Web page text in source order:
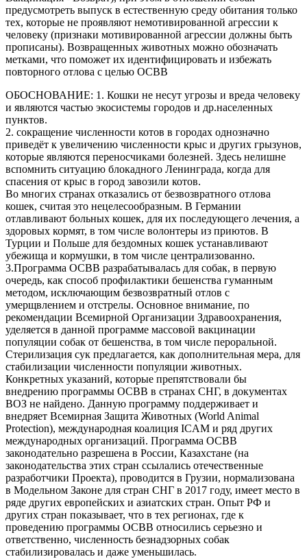
предусмотреть выпуск в естественную среду обитания только
тех, которые не проявляют немотивированной агрессии к
человеку (признаки мотивированной агрессии должны быть
прописаны). Возвращенных животных можно обозначать
метками, что поможет их идентифицировать и избежать
повторного отлова с целью ОСВВ
ОБОСНОВАНИЕ: 1. Кошки не несут угрозы и вреда человеку
и являются частью экосистемы городов и др.населенных
пунктов.
2. сокращение численности котов в городах однозначно
приведёт к увеличению численности крыс и других грызунов,
которые являются переносчиками болезней. Здесь нелишне
вспомнить ситуацию блокадного Ленинграда, когда для
спасения от крыс в город завозили котов.
Во многих странах отказались от безвозвратного отлова
кошек, считая это нецелесообразным. В Германии
отлавливают больных кошек, для их последующего лечения, а
здоровых кормят, в том числе волонтеры из приютов. В
Турции и Польше для бездомных кошек устанавливают
убежища и кормушки, в том числе централизованно.
3.Программа ОСВВ разрабатывалась для собак, в первую
очередь, как способ профилактики бешенства гуманным
методом, исключающим безвозвратный отлов с
умерщвлением и отстрелы. Основное внимание, по
рекомендации Всемирной Организации Здравоохранения,
уделяется в данной программе массовой вакцинации
популяции собак от бешенства, в том числе пероральной.
Стерилизация сук предлагается, как дополнительная мера, для
стабилизации численности популяции животных.
Конкретных указаний, которые препятствовали бы
внедрению программы ОСВВ в странах СНГ, в документах
ВОЗ не найдено. Данную программу поддерживает и
внедряет Всемирная Защита Животных (World Animal
Protection), международная коалиция ICAM и ряд других
международных организаций. Программа ОСВВ
законодательно разрешена в России, Казахстане (на
законодательства этих стран ссылались отечественные
разработчики Проекта), проводится в Грузии, нормализована
в Модельном Законе для стран СНГ в 2017 году, имеет место в
ряде других европейских и азиатских стран. Опыт РФ и
других стран показывает, что в тех регионах, где к
проведению программы ОСВВ относились серьезно и
ответственно, численность безнадзорных собак
стабилизировалась и даже уменьшилась.